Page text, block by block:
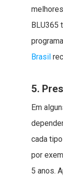
BLU365
Brasil
5.
Em
cada
por
5 anos.